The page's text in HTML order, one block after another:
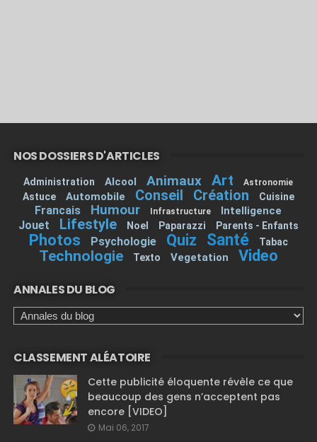
NOS DOSSIERS D'ARTICLES
Administration Alcool Animaux Art Astronomie
Astuce Automobile Conseil Création Cuisine
Francais Humour Infrastructure Intelligence
Jouet Lifestyle Noel Paparazzi Parents - Enfants
Photos Psychologie Quiz Santé Tabac
Technologie Texto Vegetation Video
ANNALES DU BLOG
CLASSEMENT ALÉATOIRE
Cette publicité éloquente révèle ce que
beaucoup des gens n’acceptent pas
encore [VIDEO]
Mai 06, 2017